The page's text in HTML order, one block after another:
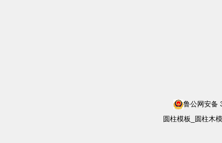
鲁公网安备
圆柱模板_圆柱木